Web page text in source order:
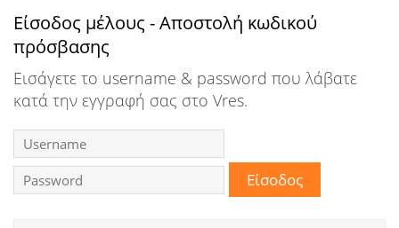
Κατάλογος
Αγγελίες
Βιβλία
Ειδήσεις
Παιχνίδια
Είσοδος μέλους - Αποστολή κωδικού
πρόσβασης
Εισάγετε το username & password που λάβατε
κατά την εγγραφή σας στο Vres.